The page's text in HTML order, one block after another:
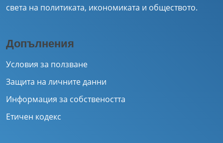
света на политиката, икономиката и обществото.
Допълнения
Условия за ползване
Защита на личните данни
Информация за собствеността
Етичен кодекс